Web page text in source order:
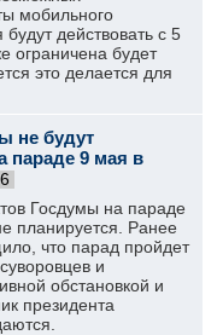
мобильного
действовать с 5
ограничена будет
это делается для
не будут
параде 9 мая в
Госдумы на параде
планируется. Ранее
что парад пройдет
и
обстановкой и
президента